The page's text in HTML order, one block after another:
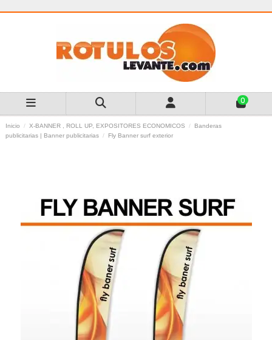
0
Inicio X-BANNER , ROLL UP, EXPOSITORES ECONOMICOS
Banderas
publicitarias | Banner publicitarias
Fly Banner surf exterior